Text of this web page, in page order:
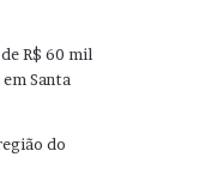
R$ 60 mil
Santa
do